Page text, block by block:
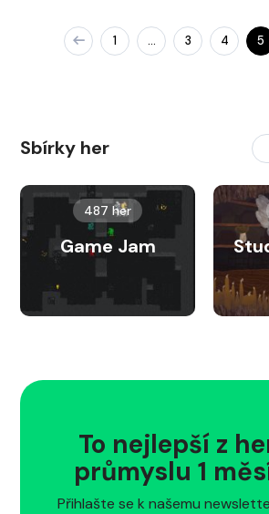
1 … 3 4 5
Sbírky her
487 her
Game Jam
To nejlepší z
průmyslu 1
Přihlašte se k našemu